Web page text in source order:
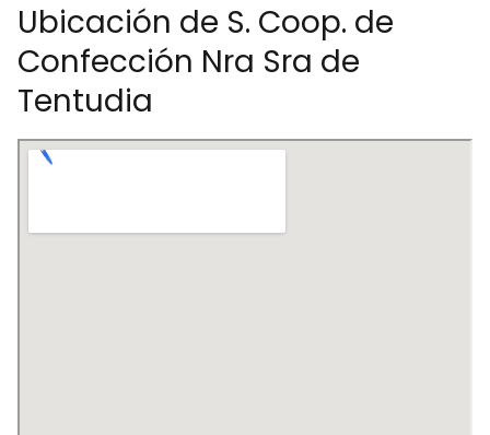
Ubicación de S. Coop. de
Confección Nra Sra de
Tentudia